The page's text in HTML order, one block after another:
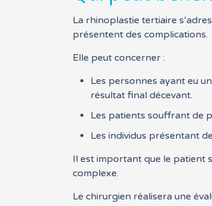
La rhinoplastie tertiaire
présentent des complications.
Elle peut concerner :
Les personnes ayant eu
résultat final décevant.
Les patients souffrant de
Les individus présentant
Il est important que le patient
complexe.
Le chirurgien réalisera une